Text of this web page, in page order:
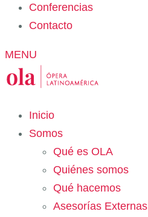
Conferencias
Contacto
MENU
Inicio
Somos
Qué es OLA
Quiénes somos
Qué hacemos
Asesorías Externas